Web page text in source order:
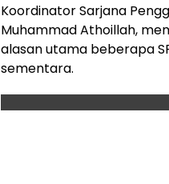
Koordinator Sarjana
Muhammad Athoillah,
alasan utama beberapa
sementara.